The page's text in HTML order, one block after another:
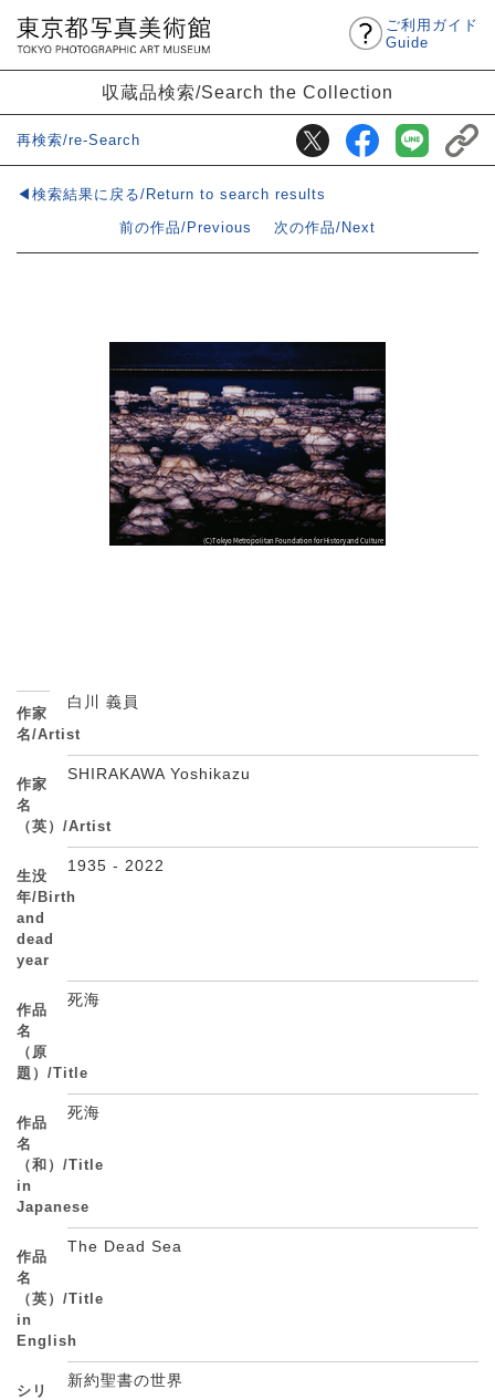
ご利用ガイド
Guide
収蔵品検索/Search the Collection
再検索/re-Search
◀検索結果に戻る/Return to search results
前の作品/Previous
次の作品/Next
作家
名/Artist
白川 義員
作家
名
（英）/Artist
SHIRAKAWA Yoshikazu
生没
年/Birth
and
dead
year
1935 - 2022
作品
名
（原
題）/Title
死海
作品
名
（和）/Title
in
Japanese
死海
作品
名
（英）/Title
in
English
The Dead Sea
シリ
新約聖書の世界